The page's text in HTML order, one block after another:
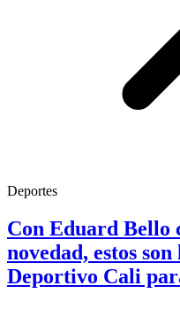
Deportes
Con Eduard Bello
novedad, estos
Deportivo Cali